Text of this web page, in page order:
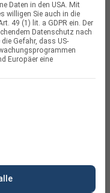
Daten in den USA. Mit
willigen Sie auch in die
49 (1) lit. a GDPR ein. Der
Datenschutz nach
Gefahr, dass US-
Europäer eine
GRUPPEN, FÜR